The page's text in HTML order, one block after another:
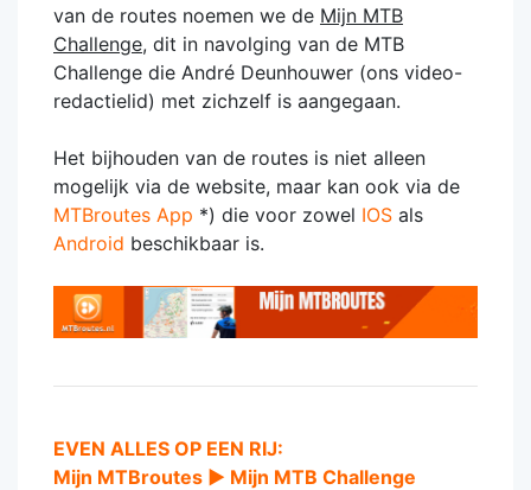
van de routes noemen we de Mijn MTB
Challenge, dit in navolging van de MTB
Challenge die André Deunhouwer (ons video-
redactielid) met zichzelf is aangegaan.
Het bijhouden van de routes is niet alleen
mogelijk via de website, maar kan ook via de
MTBroutes App *) die voor zowel IOS als
Android beschikbaar is.
EVEN ALLES OP EEN RIJ:
Mijn MTBroutes ► Mijn MTB Challenge